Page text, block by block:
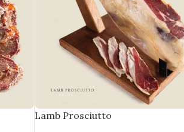
Lamb Prosciutto